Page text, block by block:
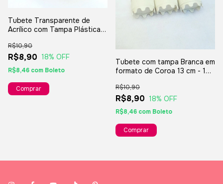
Tubete Transparente de
Acrílico com Tampa Plástica
R$8,90
R$10,90
18% OFF
R$8,46 com Boleto
Tubete com tampa Branca em
formato de Coroa 13 cm - 10
R$8,90
R$10,90
18% OFF
R$8,46 com Boleto